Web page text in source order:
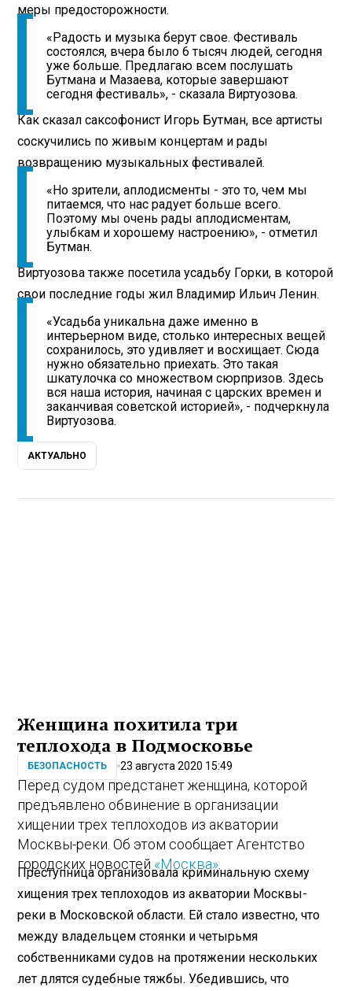
меры предосторожности.
«Радость и музыка берут свое. Фестиваль
состоялся, вчера было 6 тысяч людей, сегодня
уже больше. Предлагаю всем послушать
Бутмана и Мазаева, которые завершают
сегодня фестиваль», - сказала Виртуозова.
Как сказал саксофонист Игорь Бутман, все артисты
соскучились по живым концертам и рады
возвращению музыкальных фестивалей.
«Но зрители, аплодисменты - это то, чем мы
питаемся, что нас радует больше всего.
Поэтому мы очень рады аплодисментам,
улыбкам и хорошему настроению», - отметил
Бутман.
Виртуозова также посетила усадьбу Горки, в которой
свои последние годы жил Владимир Ильич Ленин.
«Усадьба уникальна даже именно в
интерьерном виде, столько интересных вещей
сохранилось, это удивляет и восхищает. Сюда
нужно обязательно приехать. Это такая
шкатулочка со множеством сюрпризов. Здесь
вся наша история, начиная с царских времен и
заканчивая советской историей», - подчеркнула
Виртуозова.
АКТУАЛЬНО
Женщина похитила три
теплохода в Подмосковье
БЕЗОПАСНОСТЬ 23 августа 2020 15:49
Перед судом предстанет женщина, которой
предъявлено обвинение в организации
хищении трех теплоходов из акватории
Москвы-реки. Об этом сообщает Агентство
городских новостей «Москва»
Преступница организовала криминальную схему
хищения трех теплоходов из акватории Москвы-
реки в Московской области. Ей стало известно, что
между владельцем стоянки и четырьмя
собственниками судов на протяжении нескольких
лет длятся судебные тяжбы. Убедившись, что